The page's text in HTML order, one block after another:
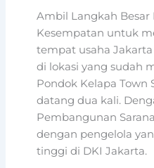
Ambil Langkah Besar
Kesempatan untuk
tempat usaha
di lokasi yang sudah
Pondok Kelapa Town
datang dua kali.
Pembangunan
dengan pengelola
tinggi di DKI Jakarta.